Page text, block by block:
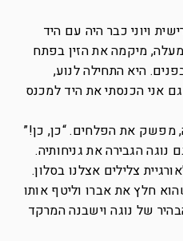
ויוני כבר היה עם היד
מיקמה את הזין בפתח
היא התחילה לנוע,
אני הכנסתי את היד למכנס
מפשק את הפלחים. “כן, כן!”
נוגה הגבירה את גניחותיה.
צלילים אצלנו בסלון.
שהוא חלץ את אברו וליטף אותו
של נוגה וישבנה המרקד